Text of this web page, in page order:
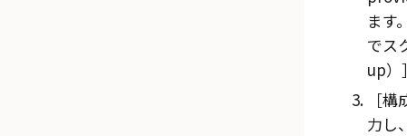
ます
でス
up）
構
力し